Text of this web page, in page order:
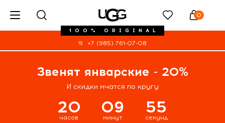
100% ORIGINAL
0
+7 (985) 761-07-08
Звенят январские - 20%
И скидки мчатся по кругу
20
часов
09
минут
55
секунд